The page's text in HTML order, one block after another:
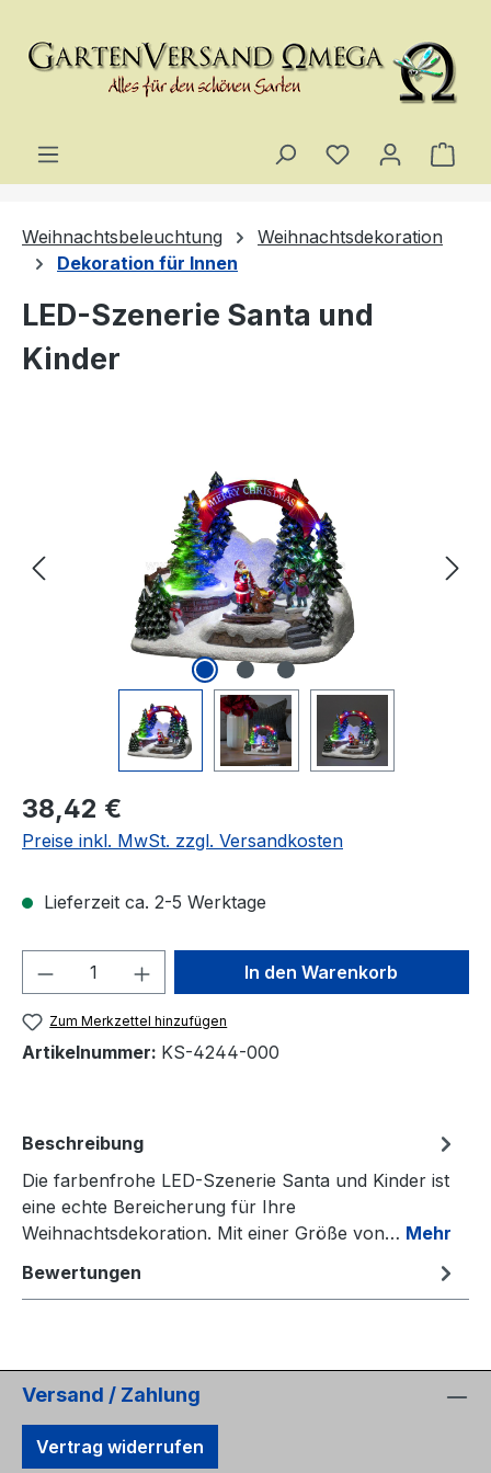
Du hast 0
Weihnachtsbeleuchtung
Weihnachtsdekoration
Dekoration für Innen
LED-Szenerie Santa und
Kinder
Regulärer Preis:
38,42 €
Preise inkl. MwSt. zzgl. Versandkosten
Lieferzeit ca. 2-5 Werktage
Produkt Anzahl: Gib denIn den Warenkorb
Zum Merkzettel hinzufügen
Artikelnummer: KS-4244-000
Beschreibung
Die farbenfrohe LED-Szenerie Santa und Kinder ist
eine echte Bereicherung für Ihre
Weihnachtsdekoration. Mit einer Größe von… Mehr
Bewertungen
Versand / Zahlung
Vertrag widerrufen